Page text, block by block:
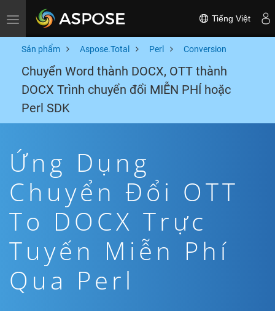
Toggle navigation Tiếng Việt
Sản phẩm Aspose.Total Perl Conversion
Chuyển Word thành DOCX, OTT thành
DOCX Trình chuyển đổi MIỄN PHÍ hoặc
Perl SDK
Ứng Dụng
Chuyển Đổi OTT
To DOCX Trực
Tuyến Miễn Phí
Qua Perl